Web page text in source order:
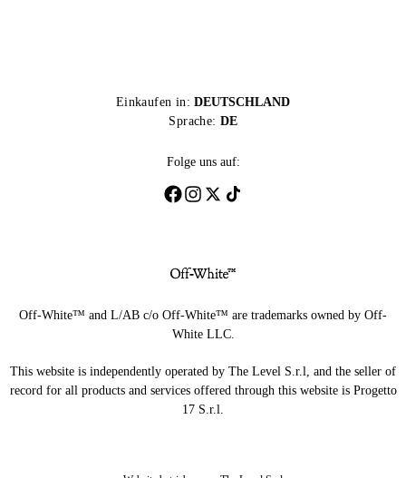
Einkaufen in: DEUTSCHLAND
Sprache: DE
Folge uns auf:
Off-White™ and L/AB c/o Off-White™ are trademarks owned by Off-
White LLC.
This website is independently operated by The Level S.r.l, and the seller of
record for all products and services offered through this website is Progetto
17 S.r.l.